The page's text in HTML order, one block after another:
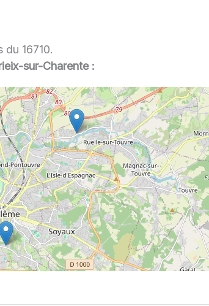
16710.
sur-Charente :